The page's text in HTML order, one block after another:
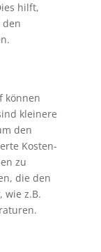
hilft,
den
können
kleinere
den
Kosten-
zu
die den
wie z.B.